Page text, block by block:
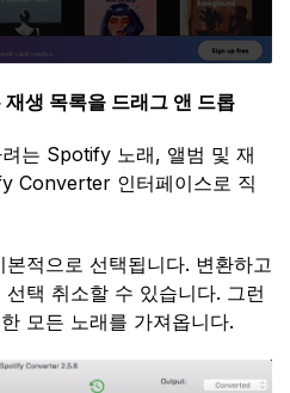
생 목록을 드래그 앤 드롭
는 Spotify 노래, 앨범 및 재
Converter 인터페이스로 직
적으로 선택됩니다. 변환하고
택 취소할 수 있습니다. 그런
모든 노래를 가져옵니다.